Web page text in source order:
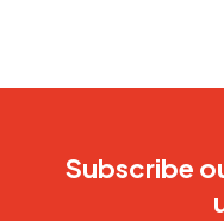
Subscribe